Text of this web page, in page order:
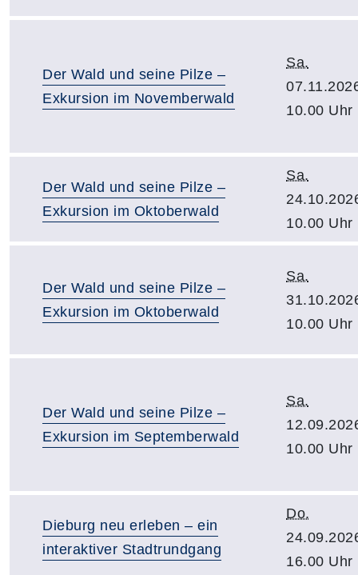
Der Wald und seine Pilze –
Exkursion im Novemberwald
Sa.
10.00 Uhr
Der Wald und seine Pilze –
Exkursion im Oktoberwald
Sa.
10.00 Uhr
Der Wald und seine Pilze –
Exkursion im Oktoberwald
Sa.
10.00 Uhr
Der Wald und seine Pilze –
Exkursion im Septemberwald
Sa.
10.00 Uhr
Dieburg neu erleben – ein
interaktiver Stadtrundgang
Do.
16.00 Uhr